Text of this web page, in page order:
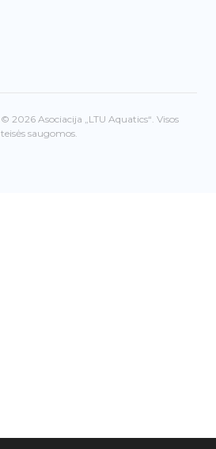
© 2026 Asociacija „LTU Aquatics“. Visos
teisės saugomos.